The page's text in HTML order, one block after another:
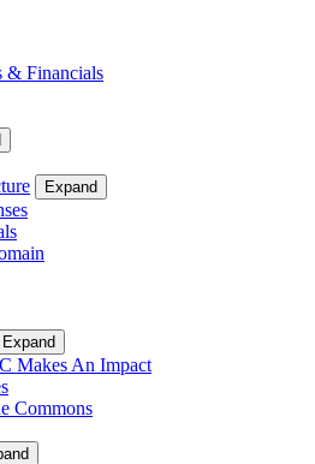
& Financials
Expand
Expand
Makes An Impact
Commons